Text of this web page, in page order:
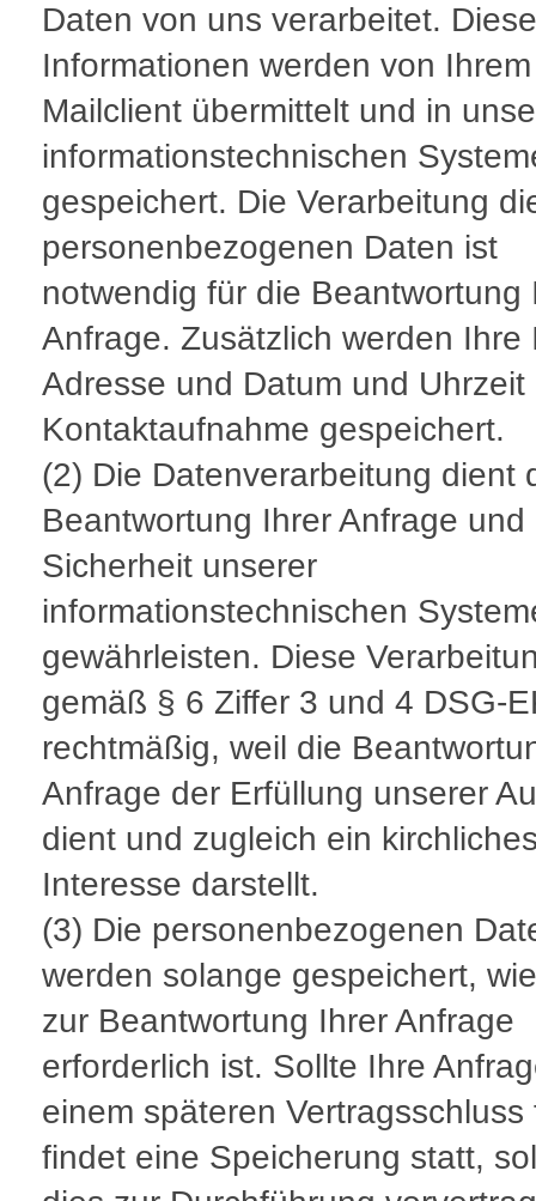
Daten von uns verarbeitet. Diese
Informationen werden von
Mailclient übermittelt und in
informationstechnischen
gespeichert. Die Verarbeitung
personenbezogenen Daten ist
notwendig für die Beantwortung
Anfrage. Zusätzlich werden Ihre
Adresse und Datum und Uhrzeit
Kontaktaufnahme gespeichert.
(2) Die Datenverarbeitung dient
Beantwortung Ihrer Anfrage und
Sicherheit unserer
informationstechnischen
gewährleisten. Diese
gemäß § 6 Ziffer 3 und 4 DSG-
rechtmäßig, weil die
Anfrage der Erfüllung unserer
dient und zugleich ein
Interesse darstellt.
(3) Die personenbezogenen
werden solange gespeichert,
zur Beantwortung Ihrer Anfrage
erforderlich ist. Sollte Ihre
einem späteren Vertragsschluss
findet eine Speicherung statt,